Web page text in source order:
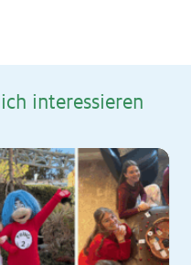
in­ter­es­sie­ren